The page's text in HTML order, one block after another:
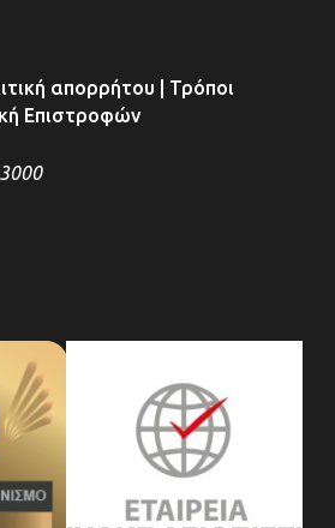
απορρήτου
Τρόποι
Επιστροφών